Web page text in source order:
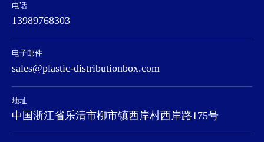
电话
13989768303
电子邮件
sales@plastic-distributionbox.com
地址
中国浙江省乐清市柳市镇西岸村西岸路175号